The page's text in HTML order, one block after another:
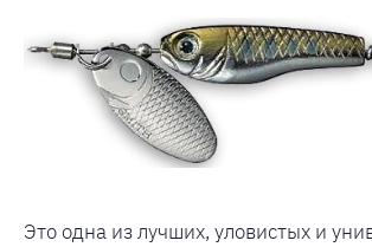
Это одна из лучших, уловистых и